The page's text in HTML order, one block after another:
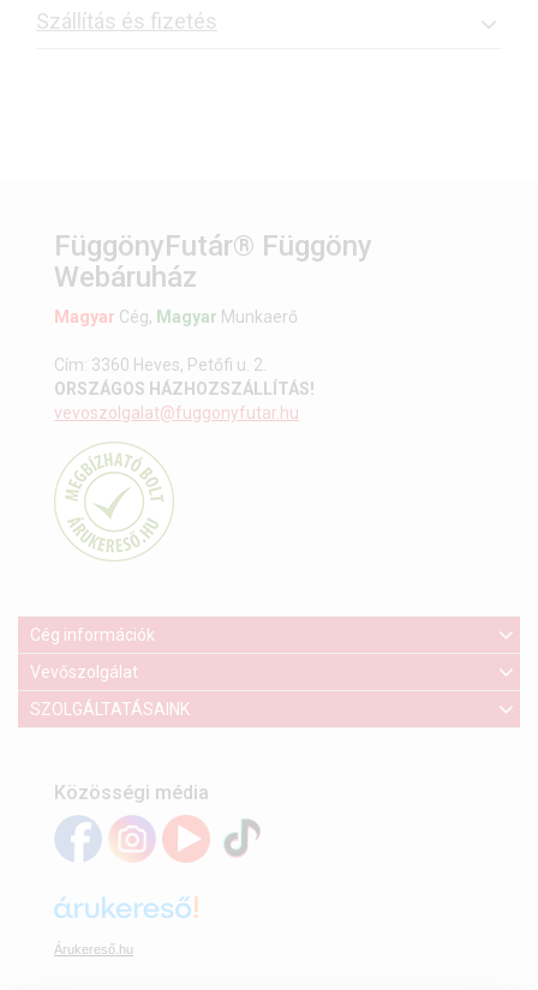
Szállítás és fizetés
FüggönyFutár® Függöny
Webáruház
Magyar Cég, Magyar Munkaerő
Cím: 3360 Heves, Petőfi u. 2.
ORSZÁGOS HÁZHOZSZÁLLÍTÁS!
vevoszolgalat@fuggonyfutar.hu
Cég információk
Vevőszolgálat
SZOLGÁLTATÁSAINK
Közösségi média
Árukereső.hu